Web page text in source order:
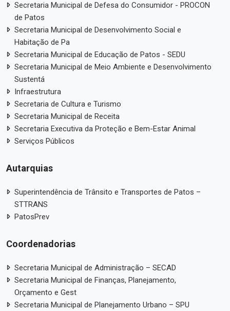
Secretaria Municipal de Defesa do Consumidor - PROCON
de Patos
Secretaria Municipal de Desenvolvimento Social e
Habitação de Pa
Secretaria Municipal de Educação de Patos - SEDU
Secretaria Municipal de Meio Ambiente e Desenvolvimento
Sustentá
Infraestrutura
Secretaria de Cultura e Turismo
Secretaria Municipal de Receita
Secretaria Executiva da Proteção e Bem-Estar Animal
Serviços Públicos
Autarquias
Superintendência de Trânsito e Transportes de Patos –
STTRANS
PatosPrev
Coordenadorias
Secretaria Municipal de Administração – SECAD
Secretaria Municipal de Finanças, Planejamento,
Orçamento e Gest
Secretaria Municipal de Planejamento Urbano – SPU